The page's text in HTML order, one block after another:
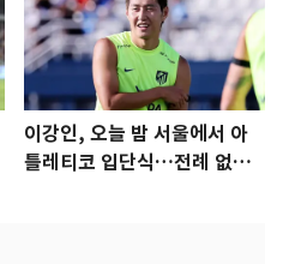
이강인, 오늘 밤 서울에서 아
틀레티코 입단식…전례 없는